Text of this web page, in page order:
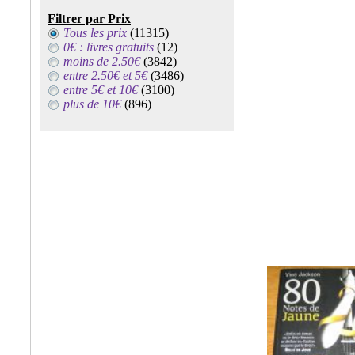
Filtrer par Prix
Tous les prix (11315)
0€ : livres gratuits (12)
moins de 2.50€(3842)
entre 2.50€ et 5€(3486)
entre 5€ et 10€(3100)
plus de 10€(896)